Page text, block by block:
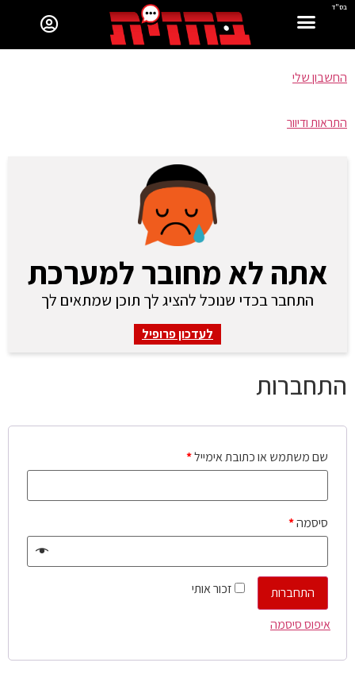
בס"ד
החשבון שלי
התראות ודיוור
אתה לא מחובר למערכת
התחבר בכדי שנוכל להציג לך תוכן שמתאים לך
לעדכון פרופיל
התחברות
שם משתמש או כתובת אימייל*
סיסמה*
זכור אותי
התחברות
איפוס סיסמה